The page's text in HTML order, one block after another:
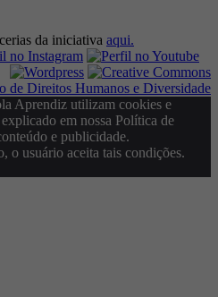
da iniciativa aqui.
Aprendiz utilizam cookies e
em nossa Política de
e publicidade.
o usuário aceita tais condições.